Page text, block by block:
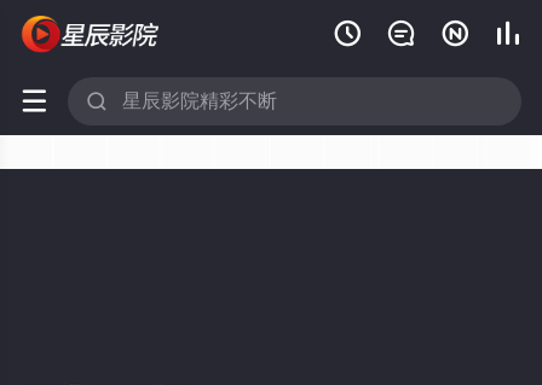
   
 